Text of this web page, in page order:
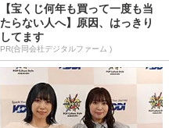
【宝くじ何年も買って一度も当
たらない人へ】原因、はっきり
してます
PR(合同会社デジタルファーム )